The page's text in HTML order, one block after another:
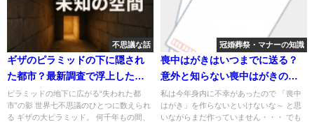
不思議な話
ギザのピラミッドの下に隠され
た都市？最新調査で浮上した古
代の謎
ピラミッドの地下に広がる“失われた都
市”の影 世界七不思議のひとつに数えられ
る ギザの大ピラミッド。 何千年もの間、
冠婚葬祭・マナーの知識
喪中はがきはいつまでに送る？
意外と知らない喪中はがきのマ
ナーやルール
私は今年身内に不幸があったので 「喪中
はがき」を作らないといけないな～ と思
いながらまだ作っていません・・・ でも